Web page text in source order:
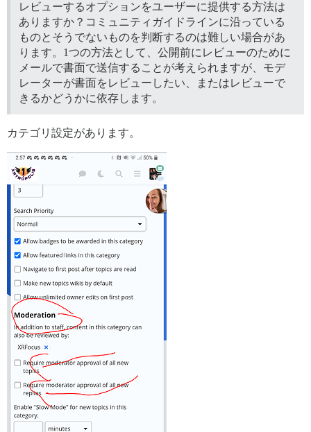
レビューするオプションをユーザーに提供する方法は
ありますか？コミュニティガイドラインに沿っている
ものとそうでないものを判断するのは難しい場合があ
ります。1つの方法として、公開前にレビューのために
メールで書面で送信することが考えられますが、モデ
レーターが書面をレビューしたい、またはレビューで
きるかどうかに依存します。
カテゴリ設定があります。